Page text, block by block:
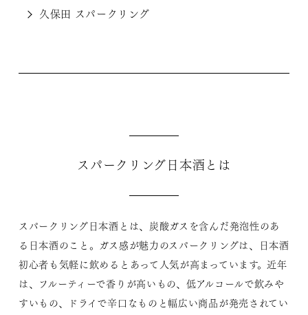
久保田 スパークリング
スパークリング日本酒とは
スパークリング日本酒とは、炭酸ガスを含んだ発泡性のあ
る日本酒のこと。ガス感が魅力のスパークリングは、日本酒
初心者も気軽に飲めるとあって人気が高まっています。近年
は、フルーティーで香りが高いもの、低アルコールで飲みや
すいもの、ドライで辛口なものと幅広い商品が発売されてい